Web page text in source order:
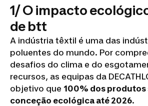
1/ O impacto
de btt
A indústria têxtil é uma das
poluentes do mundo. Por
desafios do clima e do
recursos, as equipas da
objetivo que 100% dos produtos
conceção ecológica até 2026.